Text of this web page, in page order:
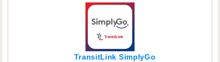
TransitLink SimplyGo